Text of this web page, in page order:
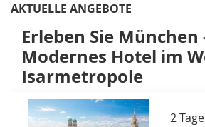
AKTUELLE ANGEBOTE
Erleben Sie München
Modernes Hotel im
Isarmetropole
2